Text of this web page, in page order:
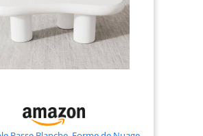
nous vous recommandons de ne pas
lourds sur les bords. Montage
table basse simple est livrée avec des
claires comme du cristal, des
numérotés et toutes les pièces
pour un montage facile et rapide. Si
des questions sur la grande table à thé